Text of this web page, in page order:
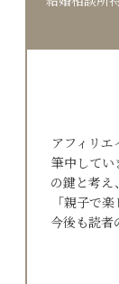
アフィリ
筆中してい
の鍵と考え
「親子で
今後も読者